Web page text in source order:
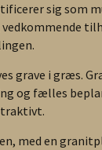
sig som
grave i græs.
og fælles
med en